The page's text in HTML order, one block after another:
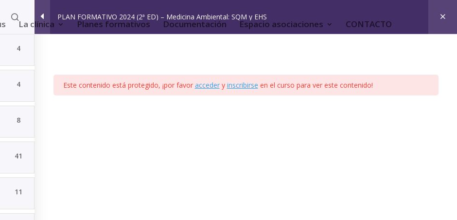
La clínica Planes formativos Documentación Espacio asociaciones CONTACTO
PLAN FORMATIVO 2024 (2ª ED) – Medicina Ambiental: SQM y EHS
4
4
8
41
11
Este contenido está protegido, ¡por favor accedery inscribirse en el curso para ver este contenido!
Política de privacidad